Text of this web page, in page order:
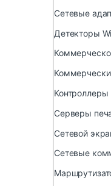
Сетевые
Детекторы
Контроллеры
Серверы
Сетевой
Сетевые